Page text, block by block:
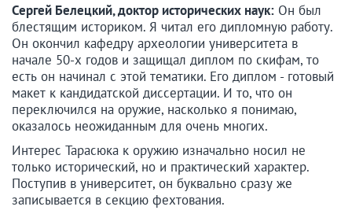
Сергей Белецкий, доктор исторических наук: Он был
блестящим историком. Я читал его дипломную работу.
Он окончил кафедру археологии университета в
начале 50-х годов и защищал диплом по скифам, то
есть он начинал с этой тематики. Его диплом - готовый
макет к кандидатской диссертации. И то, что он
переключился на оружие, насколько я понимаю,
оказалось неожиданным для очень многих.
Интерес Тарасюка к оружию изначально носил не
только исторический, но и практический характер.
Поступив в университет, он буквально сразу же
записывается в секцию фехтования.